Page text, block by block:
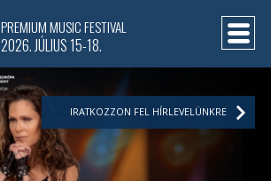
PREMIUM MUSIC FESTIVAL
2026. JÚLIUS 15-18.
IRATKOZZON FEL HÍRLEVELÜNKRE